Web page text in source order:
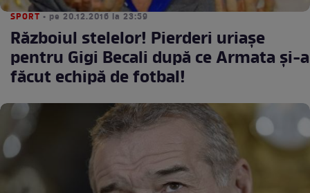
SPORT • pe 20.12.2016 la 23:59
Războiul stelelor! Pierderi uriaşe
pentru Gigi Becali după ce Armata şi-a
făcut echipă de fotbal!